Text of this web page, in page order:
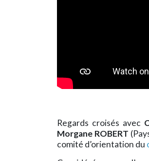
Regards croisés avec
Morgane ROBERT
comité d’orientation du